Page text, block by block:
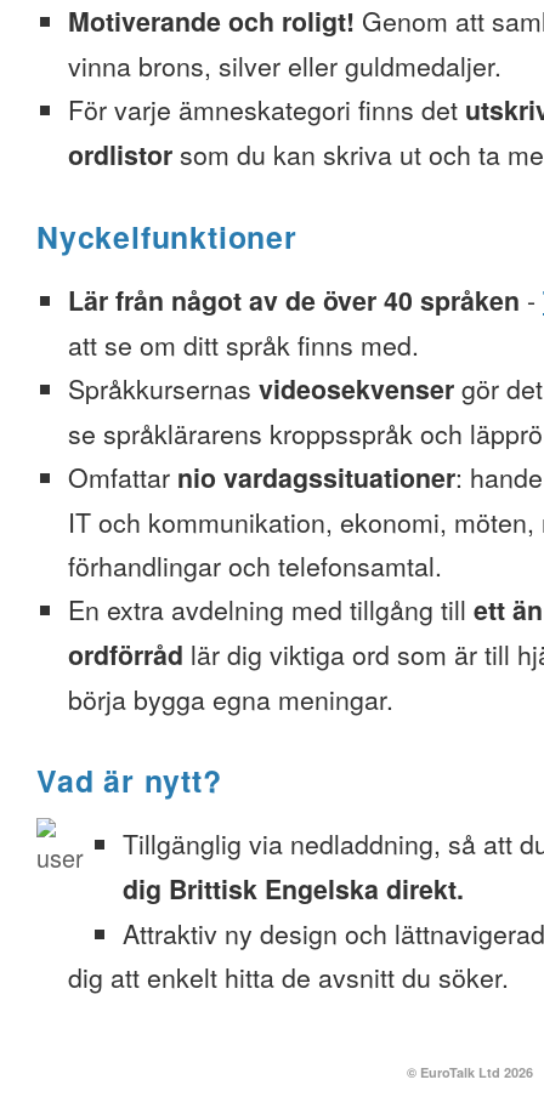
Motiverande och roligt! Genom att
vinna brons, silver eller guldmedaljer.
För varje ämneskategori finns det
ordlistor som du kan skriva ut och ta
Nyckelfunktioner
Lär från något av de över 40 språken -
att se om ditt språk finns med.
Språkkursernas videosekvenser gör
se språklärarens kroppsspråk och
Omfattar nio vardagssituationer:
IT och kommunikation, ekonomi, möten,
förhandlingar och telefonsamtal.
En extra avdelning med tillgång till ett
ordförråd lär dig viktiga ord som är till
börja bygga egna meningar.
Vad är nytt?
Tillgänglig via nedladdning, så att
dig Brittisk Engelska direkt.
Attraktiv ny design och
dig att enkelt hitta de avsnitt du söker.
© EuroTalk Ltd 2026